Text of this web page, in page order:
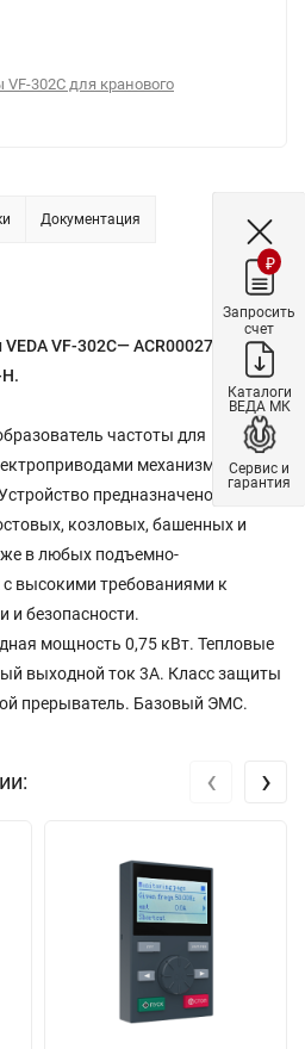
302C для кранового
Документация
VF-302C— ACR00027 — VF-
частоты для
механизмов
предназначено для
козловых, башенных и
в любых подъемно-
высокими требованиями к
и безопасности.
мощность 0,75 кВт. Тепловые
выходной ток 3A. Класс защиты
прерыватель. Базовый ЭМС.
‹ ›
₽
Запросить
счет
Каталоги
ВЕДА МК
Сервис и
гарантия